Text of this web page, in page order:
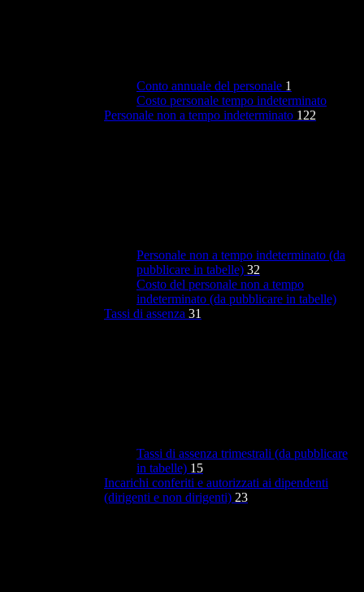
Conto annuale del personale 1
Costo personale tempo indeterminato
Personale non a tempo indeterminato 122
Personale non a tempo indeterminato (da
pubblicare in tabelle) 32
Costo del personale non a tempo
indeterminato (da pubblicare in tabelle)
Tassi di assenza 31
Tassi di assenza trimestrali (da pubblicare
in tabelle) 15
Incarichi conferiti e autorizzati ai dipendenti
(dirigenti e non dirigenti) 23